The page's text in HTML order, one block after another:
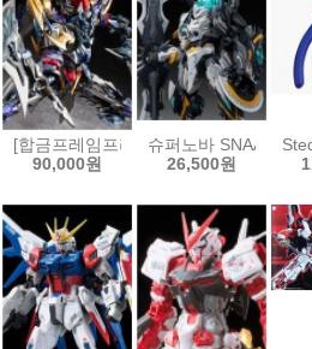
[합금프레임프라모델]모터뉴클리어
90,000원
슈퍼노바 SNAA 원탁
26,500원